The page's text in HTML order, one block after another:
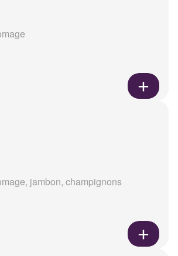
jambon, champignons